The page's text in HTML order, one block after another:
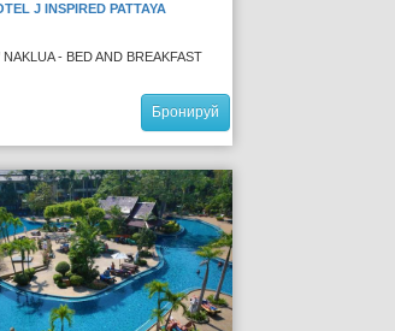
J INSPIRED PATTAYA
NAKLUA - BED AND BREAKFAST
Бронируй